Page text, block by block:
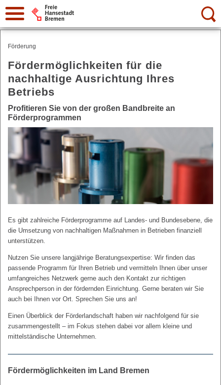
Suche:
Förderung
Fördermöglichkeiten für die
nachhaltige Ausrichtung Ihres
Betriebs
Profitieren Sie von der großen Bandbreite an
Förderprogrammen
Es gibt zahlreiche Förderprogramme auf Landes- und Bundesebene, die
die Umsetzung von nachhaltigen Maßnahmen in Betrieben finanziell
unterstützen.
Nutzen Sie unsere langjährige Beratungsexpertise: Wir finden das
passende Programm für Ihren Betrieb und vermitteln Ihnen über unser
umfangreiches Netzwerk gerne auch den Kontakt zur richtigen
Ansprechperson in der fördernden Einrichtung. Gerne beraten wir Sie
auch bei Ihnen vor Ort. Sprechen Sie uns an!
Einen Überblick der Förderlandschaft haben wir nachfolgend für sie
zusammengestellt – im Fokus stehen dabei vor allem kleine und
mittelständische Unternehmen.
Fördermöglichkeiten im Land Bremen